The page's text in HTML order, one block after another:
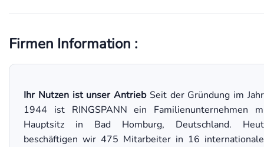
Firmen Information :
Ihr Nutzen ist unser AntriebSeit der Gründung im
1944 ist RINGSPANN ein Familienunternehmen
Hauptsitz in Bad Homburg, Deutschland.
beschäftigen wir 475 Mitarbeiter in 16